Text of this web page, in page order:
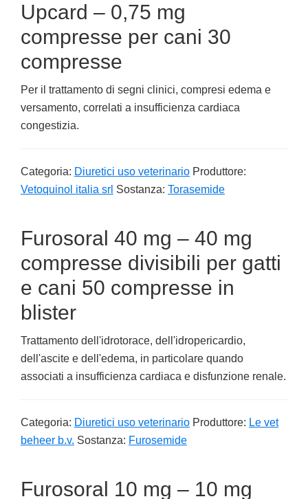
Upcard – 0,75 mg
compresse per cani 30
compresse
Per il trattamento di segni clinici, compresi edema e
versamento, correlati a insufficienza cardiaca
congestizia.
Categoria: Diuretici uso veterinario Produttore:
Vetoquinol italia srl Sostanza: Torasemide
Furosoral 40 mg – 40 mg
compresse divisibili per gatti
e cani 50 compresse in
blister
Trattamento dell'idrotorace, dell'idropericardio,
dell'ascite e dell'edema, in particolare quando
associati a insufficienza cardiaca e disfunzione renale.
Categoria: Diuretici uso veterinario Produttore: Le vet
beheer b.v. Sostanza: Furosemide
Furosoral 10 mg – 10 mg